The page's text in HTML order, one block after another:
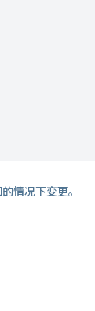
情况下变更。